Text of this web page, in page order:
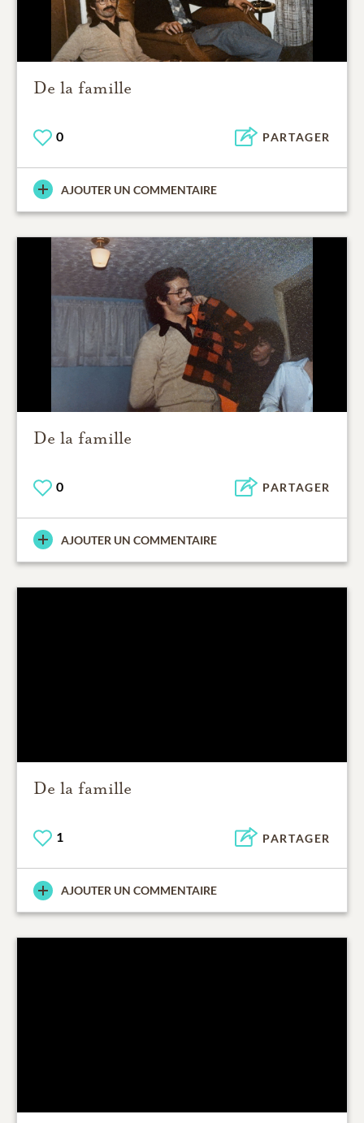
De la famille
0 PARTAGER
AJOUTER UN COMMENTAIRE
De la famille
0 PARTAGER
AJOUTER UN COMMENTAIRE
De la famille
1 PARTAGER
AJOUTER UN COMMENTAIRE